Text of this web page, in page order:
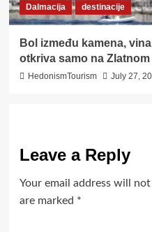
Dalmacija destinacije
Bol između kamena,
otkriva samo na Zlatnom
HedonismTourism July 27,
Leave a Reply
Your email address will
are marked *